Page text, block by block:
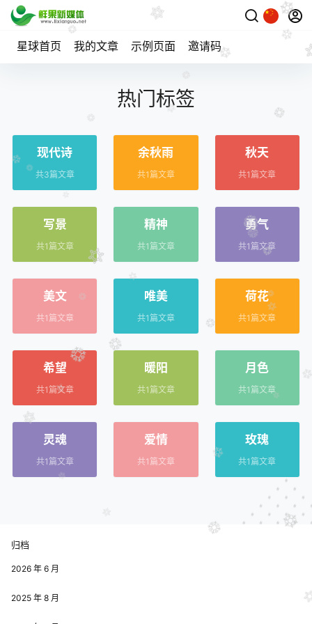
星球首页 我的文章 示例页面 邀请码
热门标签
现代诗
共3篇文章
余秋雨
共1篇文章
秋天
共1篇文章
写景
共1篇文章
精神
共1篇文章
勇气
共1篇文章
美文
共1篇文章
唯美
共1篇文章
荷花
共1篇文章
希望
共1篇文章
暖阳
共1篇文章
月色
共1篇文章
灵魂
共1篇文章
爱情
共1篇文章
玫瑰
共1篇文章
归档
2026 年 6 月
2025 年 8 月